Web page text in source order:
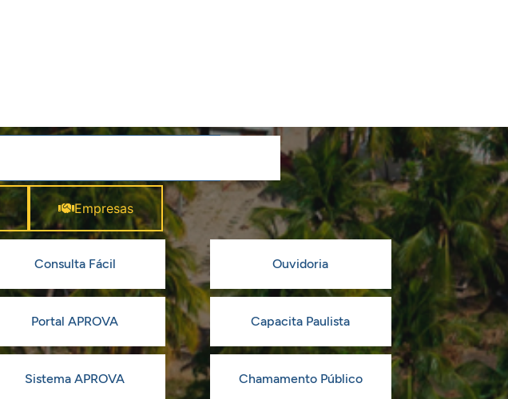
Empresas
Consulta Fácil Ouvidoria
Portal APROVA Capacita Paulista
Sistema APROVA Chamamento Público